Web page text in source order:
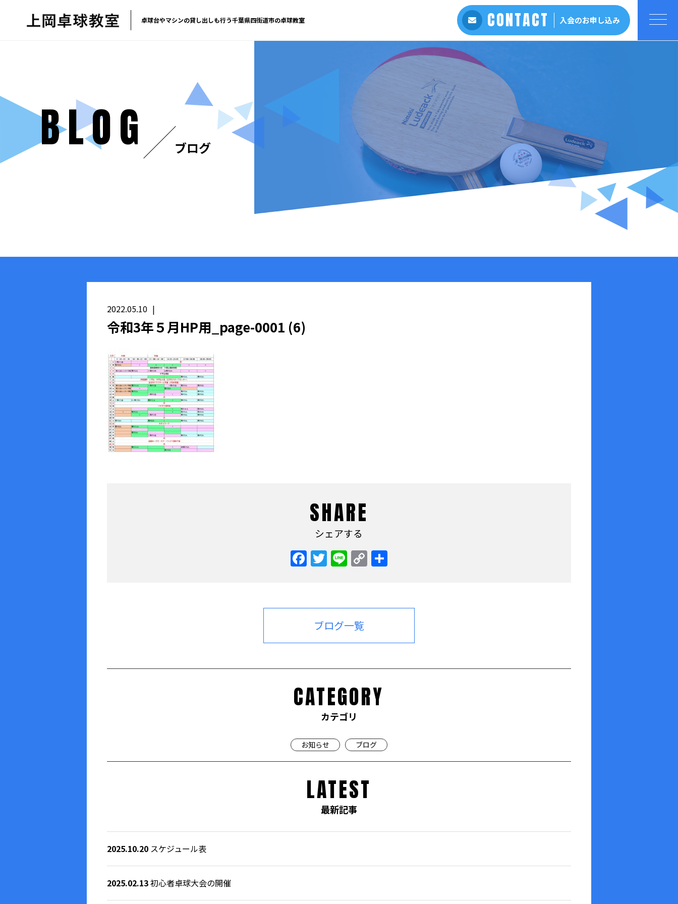
卓球台やマシンの貸し出しも行う千葉県四街道市の卓球教室 CONTACT 入会のお申し込み
BLOG ブログ
2022.05.10
令和3年５月HP用_page-0001 (6)
SHARE
シェアする
Facebook
Twitter
LineCopy
Link
共
ブログ一覧
CATEGORY
カテゴリ
お知らせ ブログ
LATEST
最新記事
2025.10.20スケジュール表
2025.02.13初心者卓球大会の開催